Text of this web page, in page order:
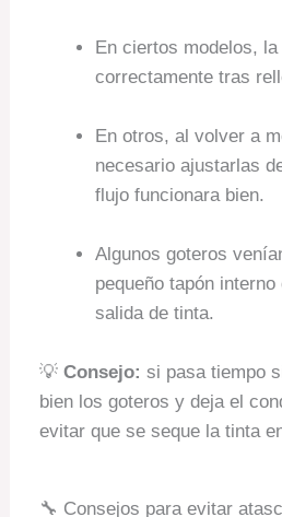
En ciertos modelos,
correctamente tras
En otros, al volver a
necesario ajustarlas
flujo funcionara bien.
Algunos goteros
pequeño tapón
salida de tinta.
💡Consejo: si pasa tiempo
bien los goteros y deja el
evitar que se seque la tinta
🔧 Consejos para evitar